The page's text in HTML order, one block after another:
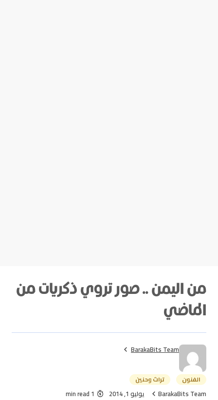
من اليمن .. صور تروي ذكريات من
الماضي
BarakaBits Team
الفنون تراث وحنين
BarakaBits Team يوليو 1, 2014 1 min read